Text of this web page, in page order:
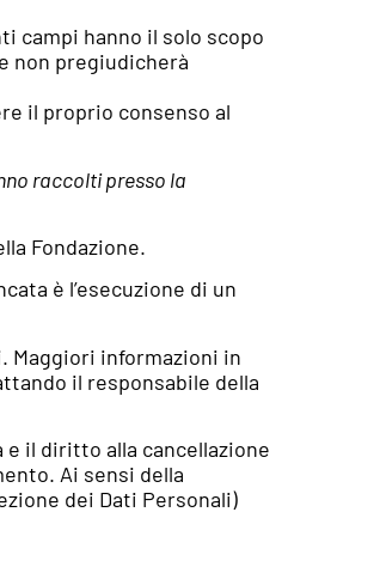
campi hanno il solo scopo
non pregiudicherà
il proprio consenso al
raccolti presso la
Fondazione.
è l’esecuzione di un
Maggiori informazioni in
il responsabile della
il diritto alla cancellazione
Ai sensi della
dei Dati Personali)